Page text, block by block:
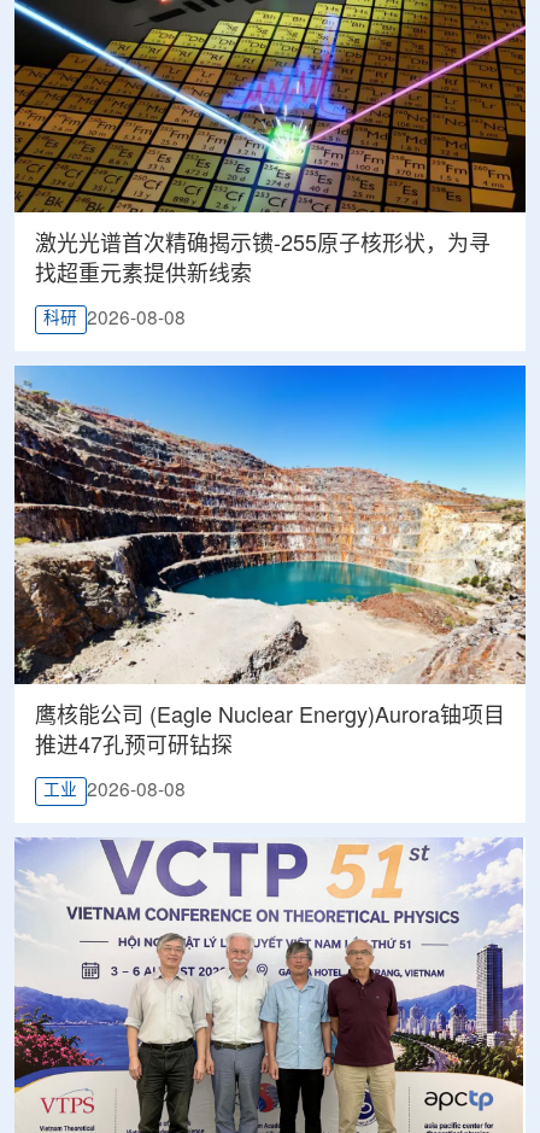
激光光谱首次精确揭示镄-255原子核形状，为寻
找超重元素提供新线索
科研 2026-08-08
鹰核能公司 (Eagle Nuclear Energy)Aurora铀项目
推进47孔预可研钻探
工业 2026-08-08